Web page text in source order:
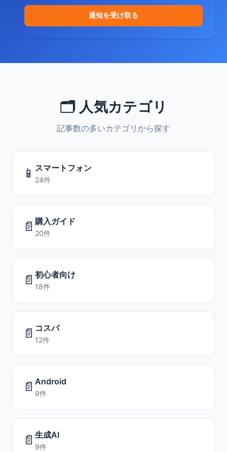
通知を受け取る
🗂️ 人気カテゴリ
記事数の多いカテゴリから探す
📱 スマートフォン
24件
📄 購入ガイド
20件
📄 初心者向け
18件
📄 コスパ
12件
📄 Android
9件
📄 生成AI
9件